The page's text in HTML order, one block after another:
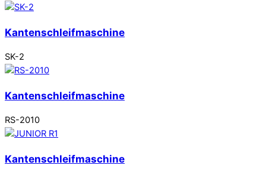
Kantenschleifmaschine
SK-2
Kantenschleifmaschine
RS-2010
Kantenschleifmaschine